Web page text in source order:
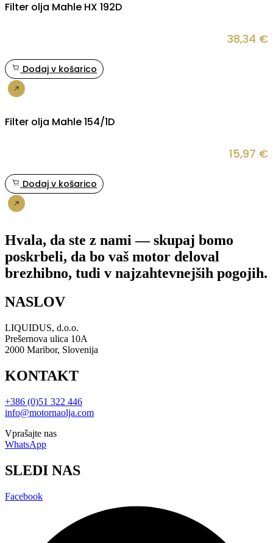
Filter olja Mahle HX 192D
38,34 €
Dodaj v košarico
Filter olja Mahle 154/1D
15,97 €
Dodaj v košarico
Hvala, da ste z nami — skupaj bomo
poskrbeli, da bo vaš motor deloval
brezhibno, tudi v najzahtevnejših pogojih.
NASLOV
LIQUIDUS, d.o.o.
Prešernova ulica 10A
2000 Maribor, Slovenija
KONTAKT
+386 (0)51 322 446
info@motornaolja.com
Vprašajte nas
WhatsApp
SLEDI NAS
Facebook